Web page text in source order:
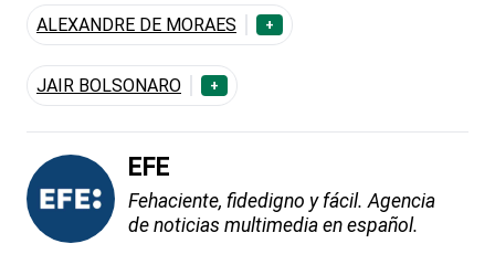
ALEXANDRE DE MORAES +
JAIR BOLSONARO +
EFE
Fehaciente, fidedigno y fácil. Agencia
de noticias multimedia en español.